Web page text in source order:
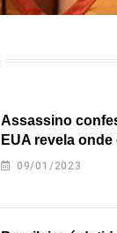
Assassino
EUA revela
09/01/2023